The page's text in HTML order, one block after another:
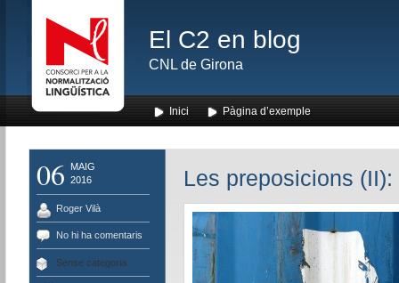
El C2 en blog
CNL de Girona
Inici Pàgina d’exemple
06
MAIG
2016
Roger Vilà
No hi ha comentaris
Sense categoria
Les preposicions (II):